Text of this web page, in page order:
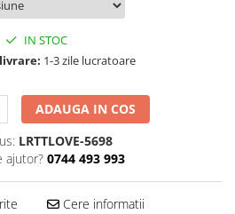
IN STOC
1-3 zile lucratoare
ADAUGA IN COS
LRTTLOVE-5698
ajutor? 0744 493 993
Cere informatii